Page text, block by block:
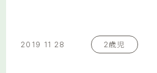
2019 11 28 2歳児